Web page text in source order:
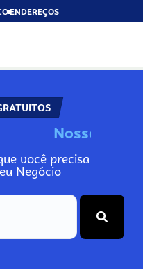
ENDEREÇOS
Nos
você precisa
Negócio